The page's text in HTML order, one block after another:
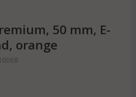
50 mm, E-
orange